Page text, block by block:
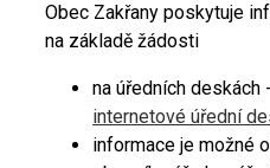
Obec Zakřany poskytuje
na základě žádosti
na úředních deskách
internetové úřední
informace je možné